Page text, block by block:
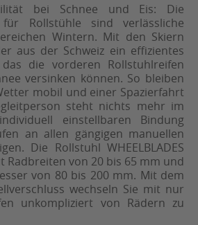
bei Schnee und Eis: Die
für Rollstühle sind verlässliche
Wintern. Mit den Skiern
aus der Schweiz ein effizientes
die vorderen Rollstuhlreifen
versinken können. So bleiben
mobil und einer Spazierfahrt
steht nichts mehr im
einstellbaren Bindung
an allen gängigen manuellen
Die Rollstuhl WHEELBLADES
Radbreiten von 20 bis 65 mm und
von 80 bis 200 mm. Mit dem
wechseln Sie mit nur
unkompliziert von Rädern zu